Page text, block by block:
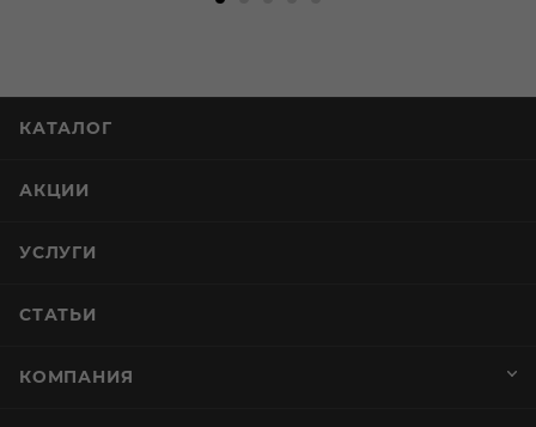
КАТАЛОГ
АКЦИИ
УСЛУГИ
СТАТЬИ
КОМПАНИЯ